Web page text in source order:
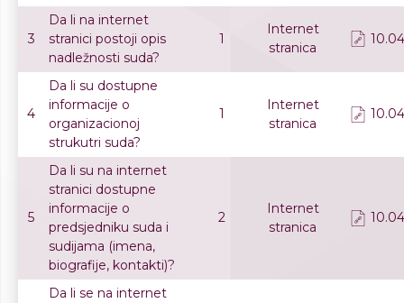
3
Da li na internet
stranici postoji opis
nadležnosti suda?
1
Internet
stranica
4
Da li su dostupne
informacije o
organizacionoj
strukutri suda?
1
Internet
stranica
5
Da li su na internet
stranici dostupne
informacije o
predsjedniku suda i
sudijama (imena,
biografije, kontakti)?
2
Internet
stranica
Da li se na internet